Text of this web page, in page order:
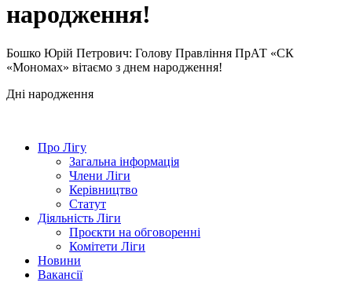
народження!
Бошко Юрій Петрович: Голову Правління ПрАТ «СК
«Мономах» вітаємо з днем народження!
Дні народження
Про Лігу
Загальна інформація
Члени Ліги
Керівництво
Статут
Діяльність Ліги
Проєкти на обговоренні
Комітети Ліги
Новини
Вакансії